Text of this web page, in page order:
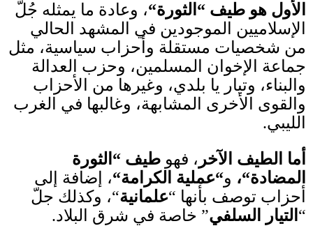
الأول هو طيف “ الثورة“، وعادة ما يمثله جُلُّ
الإسلاميين الموجودين في المشهد الحالي
من شخصيات مستقلة وأحزاب سياسية، مثل
جماعة الإخوان المسلمين، وحزب العدالة
والبناء، وتيار يا بلدي، وغيرها من الأحزاب
والقوى الأخرى المشابهة، وغالبها في الغرب
الليبي.
أما الطيف الآخر ، فهو طيف “ الثورة
المضادة“، و“عملية الكرامة“، إضافة إلى
أحزاب توصف بأنها “علمانية“، وكذلك جلّ
“ التيار السلفي” خاصة في شرق البلاد.